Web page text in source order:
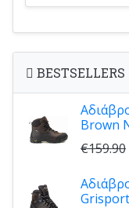
BESTSELLERS
Brown
€159.90